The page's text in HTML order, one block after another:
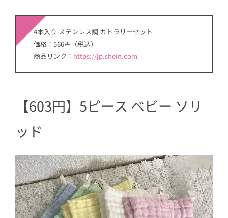
4本入り ステンレス鋼 カトラリーセット
価格：566円（税込）
商品リンク： https://jp.shein.com
【603円】5ピース ベビー ソリ
ッド